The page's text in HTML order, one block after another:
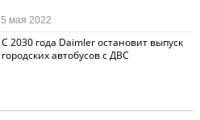
С 2030 года Daimler остановит выпуск
городских автобусов с ДВС
5 мая 2022